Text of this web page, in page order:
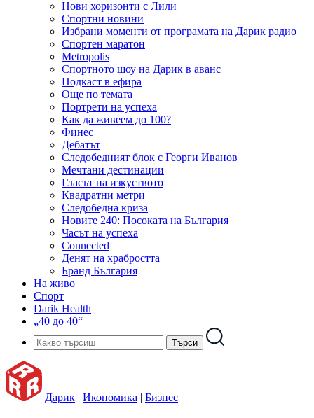
Нови хоризонти с Лили
Спортни новини
Избрани моменти от програмата на Дарик радио
Спортен маратон
Metropolis
Спортното шоу на Дарик в аванс
Подкаст в ефира
Още по темата
Портрети на успеха
Как да живеем до 100?
Финес
Дебатът
Следобедният блок с Георги Иванов
Мечтани дестинации
Гласът на изкуството
Квадратни метри
Следобедна криза
Новите 240: Посоката на България
Часът на успеха
Connected
Денят на храбростта
Бранд България
На живо
Спорт
Darik Health
„40 до 40“
Дарик | Икономика | Бизнес